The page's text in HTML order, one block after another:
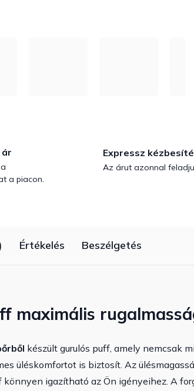
a piacon.
Expressz
Az árut azonnal
Értékelés Beszélgetés
maximális
készült gurulós puff, amely nemcsak
üléskomfortot is biztosít. Az
könnyen igazítható az Ön igényeihez. A